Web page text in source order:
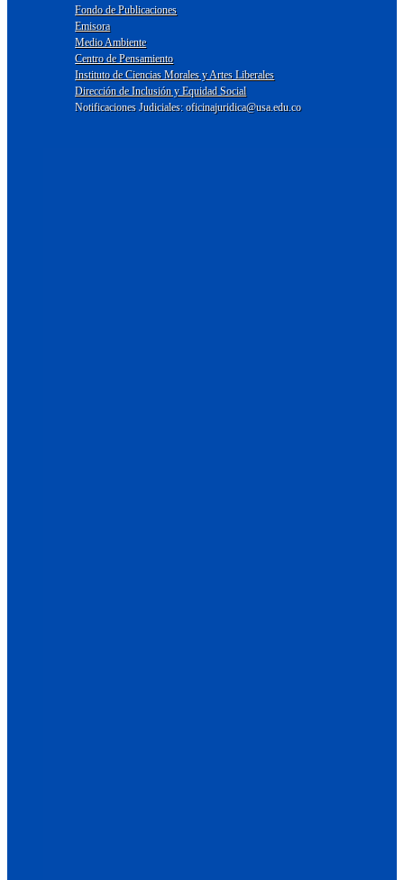
Fondo de Publicaciones
Emisora
Medio Ambiente
Centro de Pensamiento
Instituto de Ciencias Morales y Artes Liberales
Dirección de Inclusión y Equidad Social
Notificaciones Judiciales: oficinajuridica@usa.edu.co